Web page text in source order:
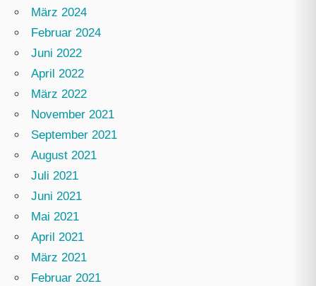
März 2024
Februar 2024
Juni 2022
April 2022
März 2022
November 2021
September 2021
August 2021
Juli 2021
Juni 2021
Mai 2021
April 2021
März 2021
Februar 2021